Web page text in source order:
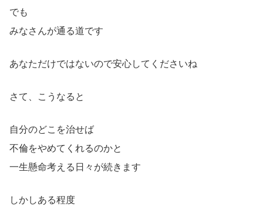
でも
みなさんが通る道です
あなただけではないので安心してくださいね
さて、こうなると
自分のどこを治せば
不倫をやめてくれるのかと
一生懸命考える日々が続きます
しかしある程度